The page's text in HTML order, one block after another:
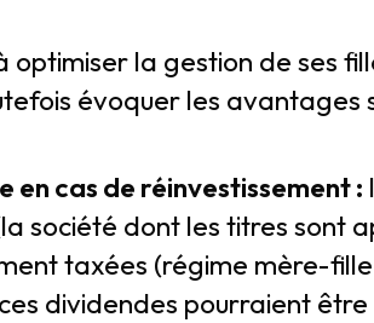
la gestion de ses
évoquer les avantages
en cas de réinvestissement :
société dont les titres sont
taxées (régime mère-
dividendes pourraient